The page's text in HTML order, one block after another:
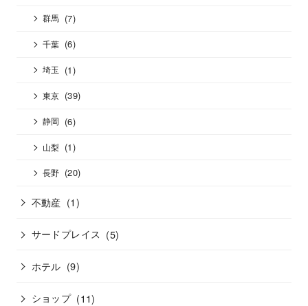
群馬 (7)
千葉 (6)
埼玉 (1)
東京 (39)
静岡 (6)
山梨 (1)
長野 (20)
不動産 (1)
サードプレイス (5)
ホテル (9)
ショップ (11)